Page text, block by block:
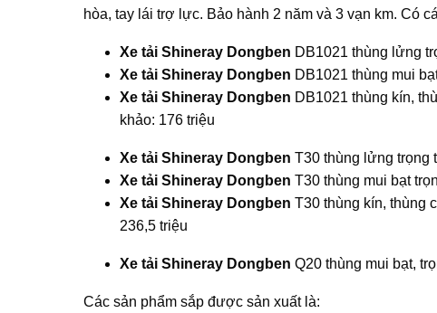
hòa, tay lái trợ lực. Bảo hành 2 năm và 3 vạn km. Có
Xe tải Shineray Dongben DB1021 thùng lửng
Xe tải Shineray Dongben DB1021 thùng mui
Xe tải Shineray Dongben DB1021 thùng kín,
khảo: 176 triệu
Xe tải Shineray Dongben T30 thùng lửng trọng
Xe tải Shineray Dongben T30 thùng mui bạt
Xe tải Shineray Dongben T30 thùng kín, thùng
236,5 triệu
Xe tải Shineray Dongben Q20 thùng mui bạt,
Các sản phẩm sắp được sản xuất là: